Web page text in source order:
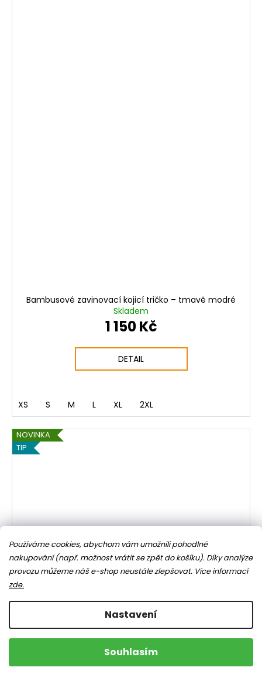
Používáme cookies, abychom vám umožnili pohodlné
nakupování (např. možnost vrátit se zpět do košíku). Díky analýze
provozu můžeme náš e-shop neustále zlepšovat. Více informací
zde.
Nastavení
Souhlasím
Bambusové zavinovací kojicí tričko – tmavě modré
Skladem
1 150 Kč
DETAIL
XS S M L XL 2XL
NOVINKA
TIP